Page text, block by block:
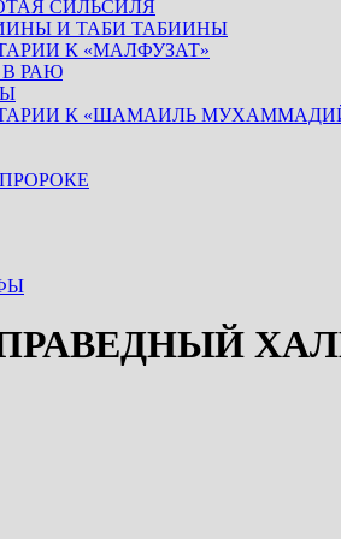
СИЛЬСИЛЯ
И ТАБИ ТАБИИНЫ
К «МАЛФУЗАТ»
В РАЮ
К «ШАМАИЛЬ